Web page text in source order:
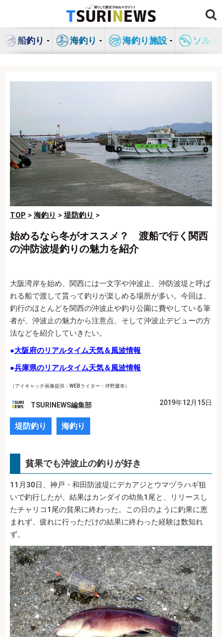
ン
船釣り 海釣り 海釣り施設 ソル
TOP > 海釣り >堤防釣り >
始めるなら冬がオススメ？ 渡船で行く関西
の沖防波堤釣りの魅力を紹介
大阪湾岸を始め、関西には一文字や沖波止、沖防波堤と呼ば
れる船で渡して貰って釣りが楽しめる場所が多い。今回は、
釣行のほとんどを関西の沖波止や釣り公園に費やしている筆
者が、沖波止の魅力から注意点、そして沖波止デビューの方
法などを紹介していきたい。
●大阪府のリアルタイム天気＆風波情報
●兵庫県のリアルタイム天気＆風波情報
（アイキャッチ画像提供：WEBライター・伴野慶幸）
TSURINEWS編集部 2019年12月15日
堤防釣り 海釣り
貧果でも沖波止の釣りが好き
11月30日、神戸・和田防波堤にデカアジとウマヅラハギ狙
いで釣行したが、結果はカンダイの幼魚1尾と、リリースし
たチャリコ1尾の貧果に終わった。この日のように釣果に恵
まれず、疲れに行っただけの結果に終わった経験は数知れ
ず。